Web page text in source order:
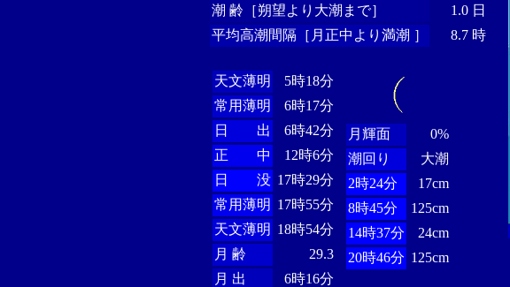
潮 齢［朔望より大潮まで］
1.0 日
平均高潮間隔［月正中より満潮 ］
8.7 時
天文薄明
5時18分
常用薄明
6時17分
日 出
6時42分
正 中
12時6分
日 没 17時29分
常用薄明 17時55分
天文薄明 18時54分
月 齢
29.3
月 出
6時16分
月輝面
0%
潮回り
大潮
2時24分
17cm
8時45分
125cm
14時37分
24cm
20時46分 125cm